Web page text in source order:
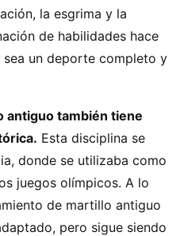
la esgrima y la
de habilidades hace
un deporte completo y
antiguo también tiene
Esta disciplina se
donde se utilizaba como
juegos olímpicos. A lo
de martillo antiguo
pero sigue siendo